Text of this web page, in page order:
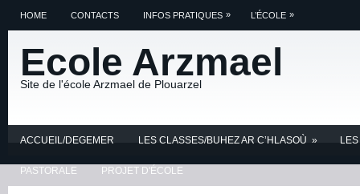
HOME CONTACTS INFOS PRATIQUES » L’ÉCOLE »
Ecole Arzmael
Site de l'école Arzmael de Plouarzel
ACCUEIL/DEGEMER LES CLASSES/BUHEZ AR C’HLASOÙ »
PASTORALE PROJET D'ÉCOLE